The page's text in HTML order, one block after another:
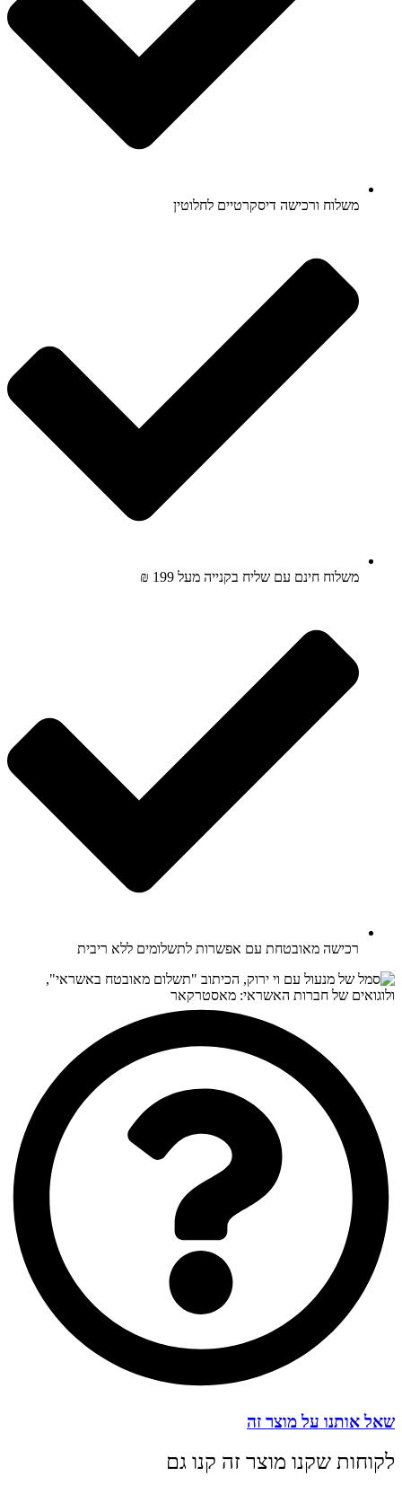
משלוח ורכישה דיסקרטיים לחלוטין
משלוח חינם עם שליח בקנייה מעל 199 ₪
רכישה מאובטחת עם אפשרות לתשלומים ללא ריבית
שאל אותנו על מוצר זה
לקוחות שקנו מוצר זה קנו גם